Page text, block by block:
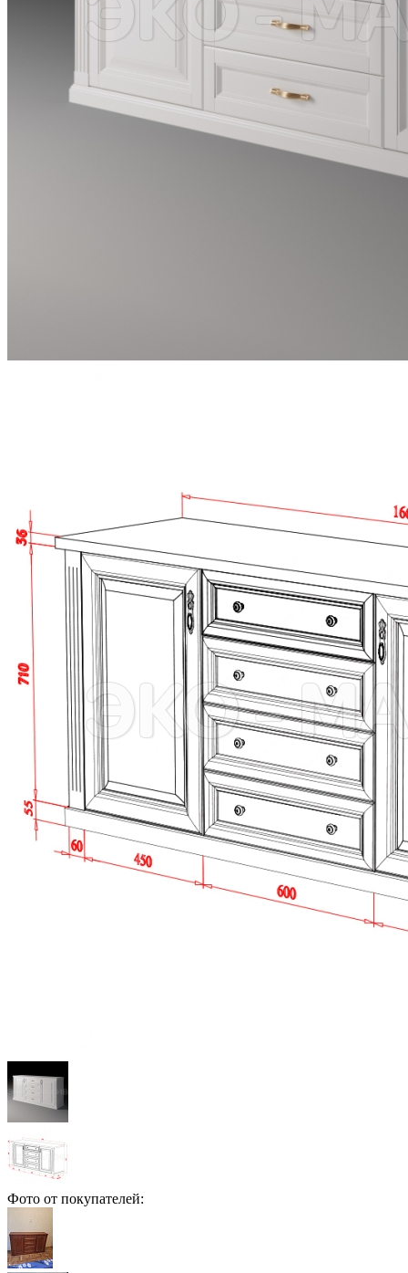
Фото от покупателей: